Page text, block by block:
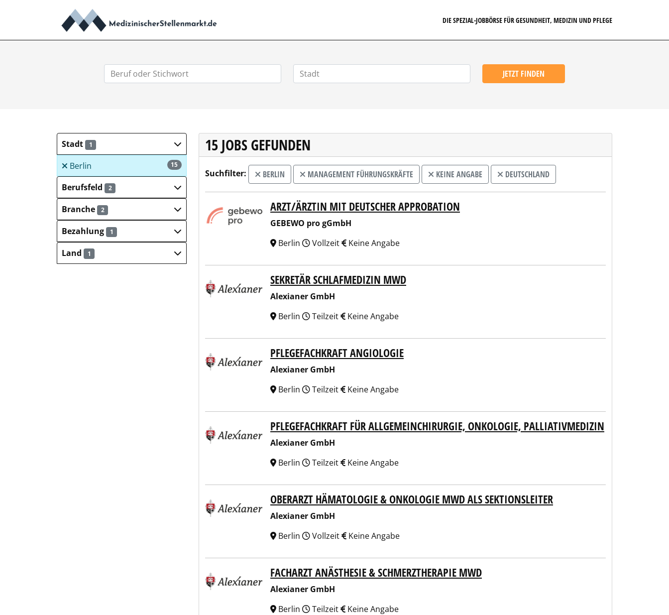
DIE SPEZIAL-JOBBÖRSE FÜR GESUNDHEIT, MEDIZIN UND PFLEGE
JETZT FINDEN
Stadt 1
15
Berlin
Berufsfeld
2
Branche 2
Bezahlung 1
Land 1
15 JOBS GEFUNDEN
Suchfilter: BERLIN MANAGEMENT FÜHRUNGSKRÄFTE KEINE ANGABE DEUTSCHLAND
GEBEWO pro gGmbHARZT/ÄRZTIN MIT DEUTSCHER APPROBATION
GEBEWO pro gGmbH
Berlin
Vollzeit Keine Angabe
Alexianer GmbH SEKRETÄR SCHLAFMEDIZIN MWD
Alexianer GmbH
Berlin
Teilzeit Keine Angabe
Alexianer GmbH PFLEGEFACHKRAFT ANGIOLOGIE
Alexianer GmbH
Berlin
Teilzeit Keine Angabe
Alexianer GmbH PFLEGEFACHKRAFT FÜR ALLGEMEINCHIRURGIE, ONKOLOGIE, PALLIATIVMEDIZIN
Alexianer GmbH
Berlin
Teilzeit Keine Angabe
Alexianer GmbH OBERARZT HÄMATOLOGIE & ONKOLOGIE MWD ALS SEKTIONSLEITER
Alexianer GmbH
Berlin
Vollzeit Keine Angabe
Alexianer GmbH FACHARZT ANÄSTHESIE & SCHMERZTHERAPIE MWD
Alexianer GmbH
Berlin
Teilzeit Keine Angabe